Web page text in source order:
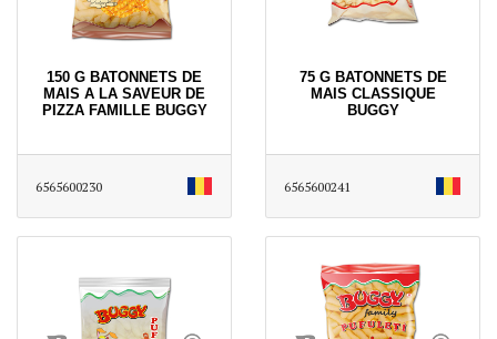
150 G BATONNETS DE
MAIS A LA SAVEUR DE
PIZZA FAMILLE BUGGY
6565600230
75 G BATONNETS DE
MAIS CLASSIQUE
BUGGY
6565600241